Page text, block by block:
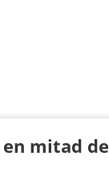
mitad de